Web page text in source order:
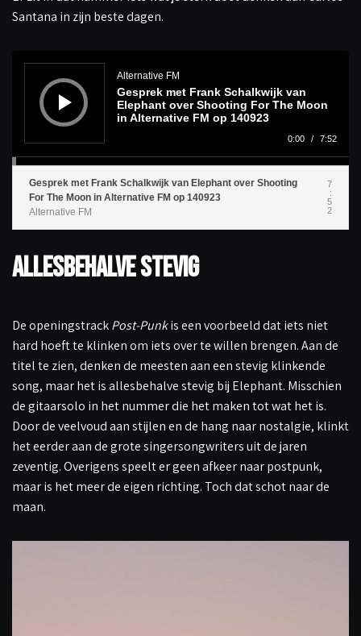
Santana in zijn beste dagen.
Alternative FM
Gesprek met Frank Schalkwijk van
Elephant over Shooting For The Moon
in Alternative FM op 140923
0:00 / 7:52
Gesprek met Frank Schalkwijk van Elephant over Shooting
For The Moon in Alternative FM op 140923
Alternative FM
7
:
5
2
Allesbehalve stevig
De openingstrackPost-Punkis een voorbeeld dat iets niet
hard hoeft te klinken om iets over te willen brengen. Aan de
titel te zien, denken de meesten aan een stevig klinkende
song, maar het is allesbehalve stevig bij Elephant. Misschien
de gitaarsolo in het nummer die het maken tot wat het is.
Door de veelvoud aan stijlen en de hang naar nostalgie, klinkt
het eerder aan de grote singersongwriters uit de jaren
zeventig. Overigens speelt er geen afkeer naar postpunk,
maar is het meer de eigen richting. Toch dat schot naar de
maan.